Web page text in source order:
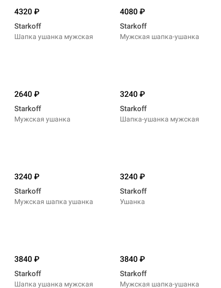
4320
Starkoff
Шапка ушанка мужская
4080
Starkoff
Мужская шапка-ушанка
2640
Starkoff
Мужская ушанка
3240
Starkoff
Шапка-ушанка мужская
3240
Starkoff
Мужская шапка ушанка
3240
Starkoff
Ушанка
3840
Starkoff
Шапка ушанка мужская
3840
Starkoff
Мужская шапка-ушанка